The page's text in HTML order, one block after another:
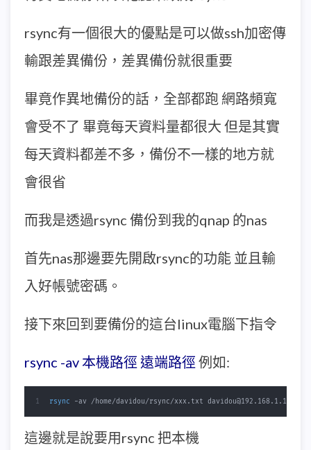
rsync有一個很大的優點是可以做ssh加密傳
輸跟差異備份，差異備份就很重要
畢竟作異地備份的話，全部都跑 網路頻寬
會受不了 畢竟每天資料量都很大 但是其實
每天資料都差不多，備份不一樣的地方就
會很省
而我是透過rsync 備份到我的qnap 的nas
首先nas那邊要先開啟rsync的功能 並且輸
入好帳號密碼。
接下來回到要備份的這台linux電腦下指令
rsync -av 本機路徑 遠端路徑 例如:
rsync -av /home/davidou/rsync/xxx.txt
這邊就是說要用rsync 把本機